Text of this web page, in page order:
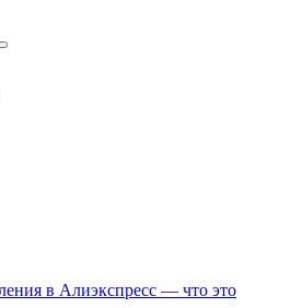
в Алиэкспресс — что это